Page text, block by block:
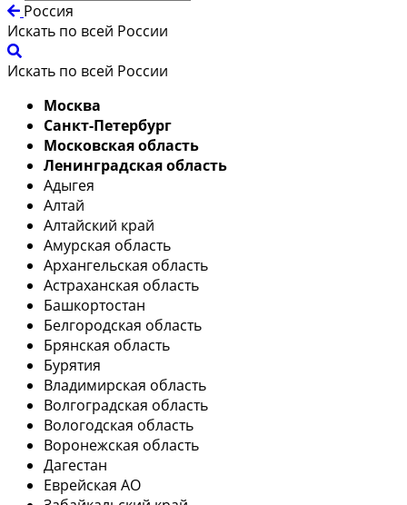
Россия
Искать по всей России
Искать по всей России
Москва
Санкт-Петербург
Московская область
Ленинградская область
Адыгея
Алтай
Алтайский край
Амурская область
Архангельская область
Астраханская область
Башкортостан
Белгородская область
Брянская область
Бурятия
Владимирская область
Волгоградская область
Вологодская область
Воронежская область
Дагестан
Еврейская АО